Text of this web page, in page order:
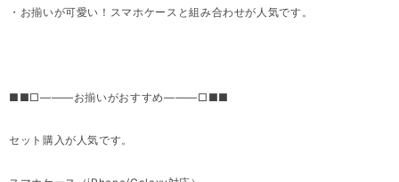
・お揃いが可愛い！スマホケースと組み合わせが人気です。
■■□―――お揃いがおすすめ―――□■■
セット購入が人気です。